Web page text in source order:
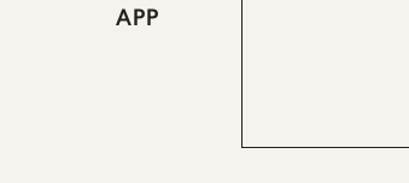
APP